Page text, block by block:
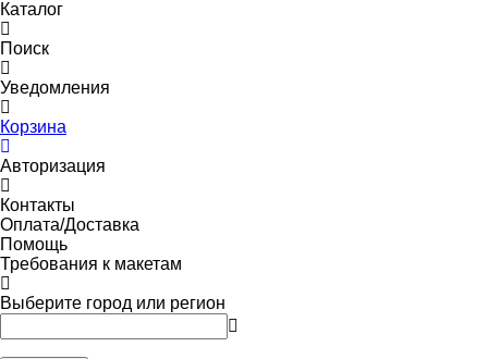
Каталог
Поиск
Уведомления
Корзина
Авторизация
Контакты
Оплата/Доставка
Помощь
Требования к макетам
Выберите город или регион